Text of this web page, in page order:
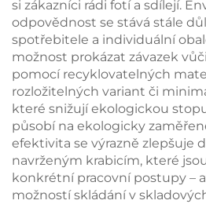
si zákazníci rádi fotí a sdílejí.
odpovědnost se stává stále
spotřebitele a individuální
možnost prokázat závazek
pomocí recyklovatelných
rozložitelných variant či
které snižují ekologickou
působí na ekologicky
efektivita se výrazně zlepšuje
navrženým krabicím, které
konkrétní pracovní postupy –
možností skládání v